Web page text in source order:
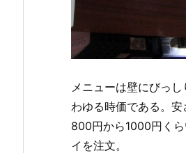
メニューは壁にびっ
わゆる時価である。
800円から1000円く
イを注文。